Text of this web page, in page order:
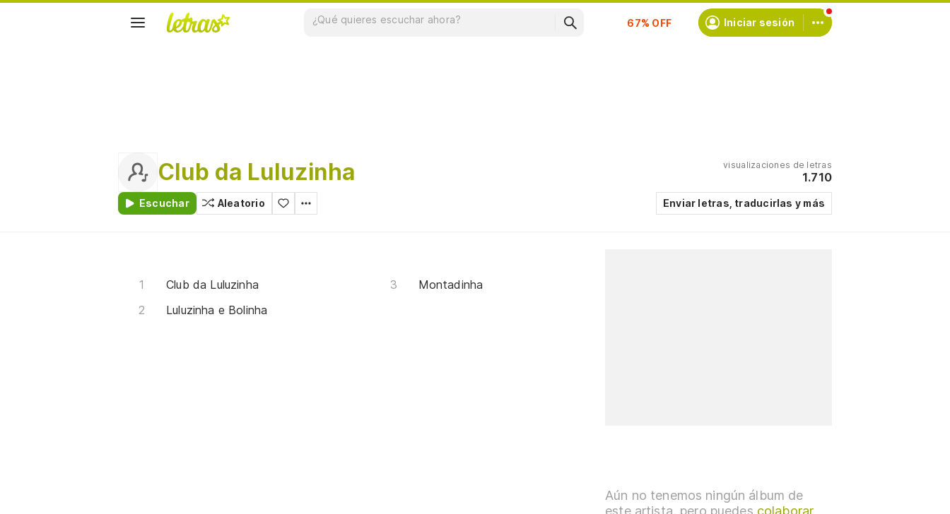
Suscríbete Iniciar sesión
Club da Luluzinha
Escuchar Aleatorio
visualizaciones de letras
1.710
Enviar letras, traducirlas y más
Club da Luluzinha
Luluzinha e Bolinha
Montadinha
Aún no tenemos ningún álbum de
este artista, pero puedes colaborar